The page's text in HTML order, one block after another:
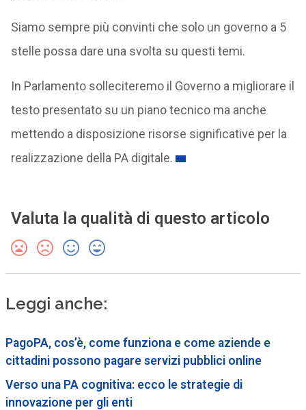
Siamo sempre più convinti che solo un governo a 5
stelle possa dare una svolta su questi temi.
In Parlamento solleciteremo il Governo a migliorare il
testo presentato su un piano tecnico ma anche
mettendo a disposizione risorse significative per la
realizzazione della PA digitale.
Valuta la qualità di questo articolo
Leggi anche:
PagoPA, cos’è, come funziona e come aziende e
cittadini possono pagare servizi pubblici online
Verso una PA cognitiva: ecco le strategie di
innovazione per gli enti